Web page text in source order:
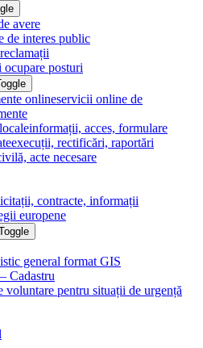
avere
de interes public
ocupare posturi
onlineservicii online de
informații, acces, formulare
execuții, rectificări, raportări
acte necesare
contracte, informații
europene
general format GIS
Cadastru
voluntare pentru situații de urgență